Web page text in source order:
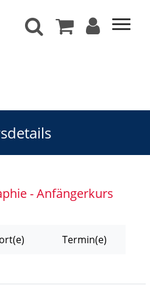
- Anfängerkurs
Termin(e)